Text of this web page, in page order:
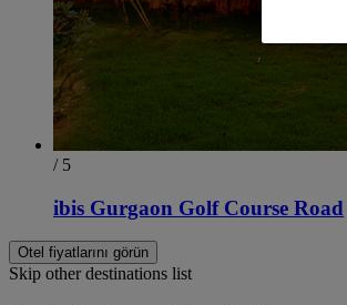
/ 5
ibis Gurgaon Golf Course Road
Otel fiyatlarını görün
Skip other destinations list